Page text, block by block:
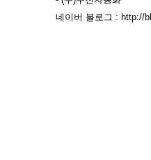
네이버 블로그 : http://